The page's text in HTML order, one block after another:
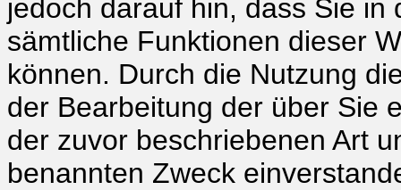
jedoch darauf hin, dass Sie
sämtliche Funktionen dieser
können. Durch die Nutzung
der Bearbeitung der über Sie
der zuvor beschriebenen Art
benannten Zweck